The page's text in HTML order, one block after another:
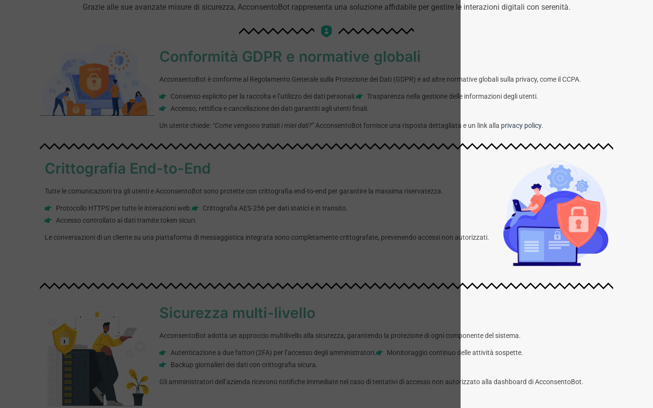
Grazie alle sue avanzate misure di sicurezza, AcconsentoBot rappresenta una soluzione affidabile per gestire le interazioni digitali con serenità.
Conformità GDPR e normative globali
AcconsentoBot è conforme al Regolamento Generale sulla Protezione dei Dati (GDPR) e ad altre normative globali sulla privacy, come il CCPA.
Consenso esplicito per la raccolta e l’utilizzo dei dati personali.
Trasparenza nella gestione delle informazioni degli utenti.
Accesso, rettifica e cancellazione dei dati garantiti agli utenti finali.
Un utente chiede: “Come vengono trattati i miei dati?” AcconsentoBot fornisce una risposta dettagliata e un link alla privacy policy.
Crittografia End-to-End
Tutte le comunicazioni tra gli utenti e AcconsentoBot sono protette con crittografia end-to-end per garantire la massima riservatezza.
Protocollo HTTPS per tutte le interazioni web.
Crittografia AES-256 per dati statici e in transito.
Accesso controllato ai dati tramite token sicuri.
Le conversazioni di un cliente su una piattaforma di messaggistica integrata sono completamente crittografate, prevenendo accessi non autorizzati.
Sicurezza multi-livello
AcconsentoBot adotta un approccio multilivello alla sicurezza, garantendo la protezione di ogni componente del sistema.
Autenticazione a due fattori (2FA) per l’accesso degli amministratori.
Monitoraggio continuo delle attività sospette.
Backup giornalieri dei dati con crittografia sicura.
Gli amministratori dell’azienda ricevono notifiche immediate nel caso di tentativi di accesso non autorizzato alla dashboard di AcconsentoBot.